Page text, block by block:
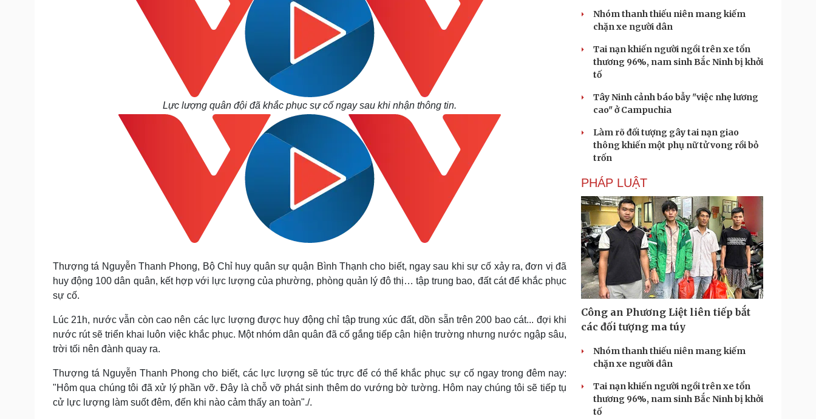
Lực lượng quân đội đã khắc phục sự cố ngay sau khi nhận thông tin.
Thượng tá Nguyễn Thanh Phong, Bộ Chỉ huy quân sự quận Bình Thạnh cho biết, ngay sau khi sự cố xảy ra, đơn vị đã
huy động 100 dân quân, kết hợp với lực lượng của phường, phòng quản lý đô thị… tập trung bao, đất cát để khắc phục
sự cố.
Lúc 21h, nước vẫn còn cao nên các lực lượng được huy động chỉ tập trung xúc đất, dồn sẵn trên 200 bao cát... đợi khi
nước rút sẽ triển khai luôn việc khắc phục. Một nhóm dân quân đã cố gắng tiếp cận hiện trường nhưng nước ngập sâu,
trời tối nên đành quay ra.
Thượng tá Nguyễn Thanh Phong cho biết, các lực lượng sẽ túc trực để có thể khắc phục sự cố ngay trong đêm nay:
"Hôm qua chúng tôi đã xử lý phần vỡ. Đây là chỗ vỡ phát sinh thêm do vướng bờ tường. Hôm nay chúng tôi sẽ tiếp tụ
cử lực lượng làm suốt đêm, đến khi nào cảm thấy an toàn"./.
Nhóm thanh thiếu niên mang kiếm
chặn xe người dân
Tai nạn khiến người ngồi trên xe tổn
thương 96%, nam sinh Bắc Ninh bị khởi
tố
Tây Ninh cảnh báo bẫy "việc nhẹ lương
cao" ở Campuchia
Làm rõ đối tượng gây tai nạn giao
thông khiến một phụ nữ tử vong rồi bỏ
trốn
PHÁP LUẬT
Công an Phương Liệt liên tiếp bắt
các đối tượng ma túy
Nhóm thanh thiếu niên mang kiếm
chặn xe người dân
Tai nạn khiến người ngồi trên xe tổn
thương 96%, nam sinh Bắc Ninh bị khởi
tố